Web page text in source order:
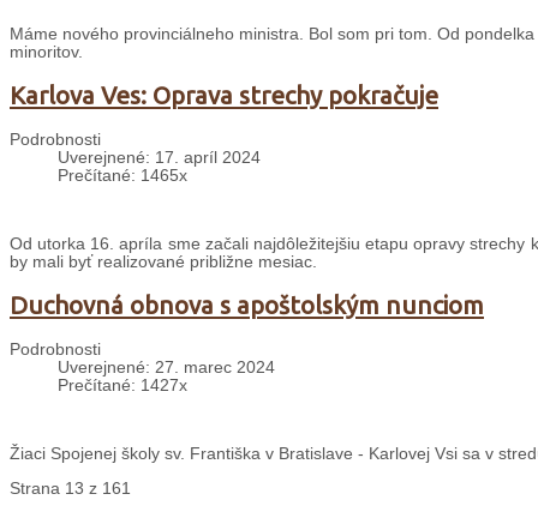
Máme nového provinciálneho ministra. Bol som pri tom. Od
minoritov.
Karlova Ves: Oprava strechy pokračuje
Podrobnosti
Uverejnené: 17. apríl 2024
Prečítané: 1465x
Od utorka 16. apríla sme začali najdôležitejšiu etapu opravy
by mali byť realizované približne mesiac.
Duchovná obnova s apoštolským nunciom
Podrobnosti
Uverejnené: 27. marec 2024
Prečítané: 1427x
Žiaci Spojenej školy sv. Františka v Bratislave - Karlovej Vsi sa v
Strana 13 z 161